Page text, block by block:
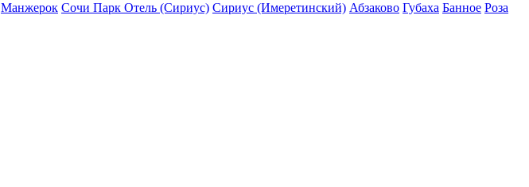
Манжерок Сочи Парк Отель (Сириус) Сириус (Имеретинский) Абзаково Губаха Банное Роза